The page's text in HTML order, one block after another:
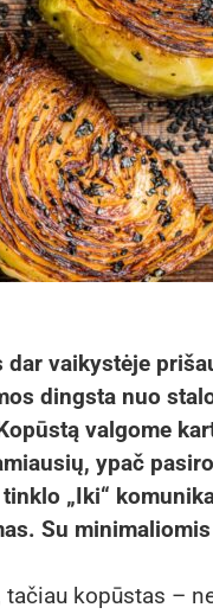
vaikystėje
dingsta nuo
valgome
ypač
„Iki“
Su
tačiau kopūstas –